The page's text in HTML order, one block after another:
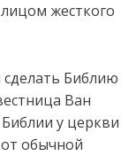
жесткого
Библию
Ван
у церкви
обычной